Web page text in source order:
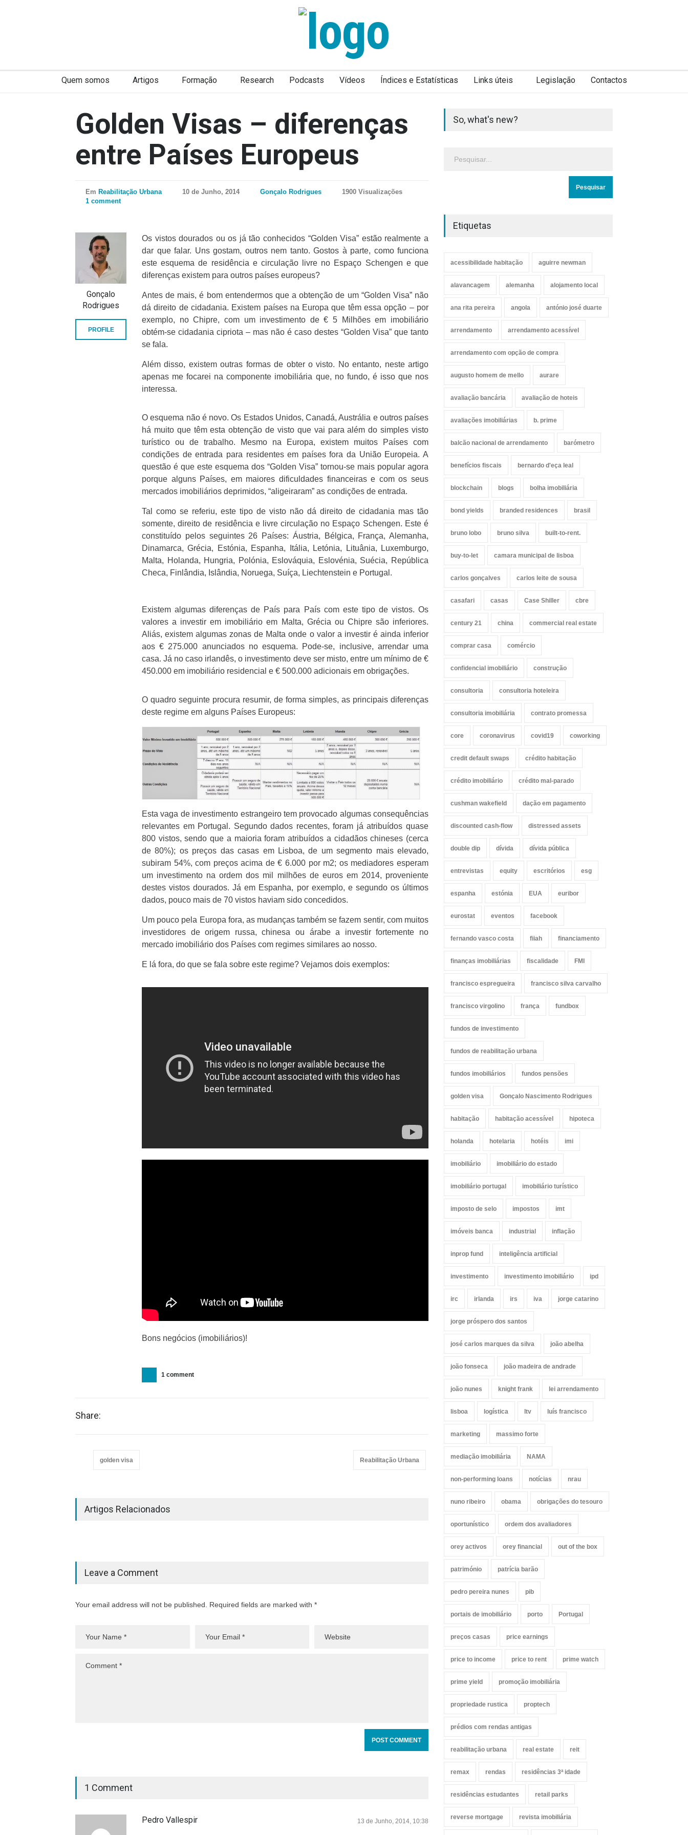
Quem somos Artigos Formação Research Podcasts Vídeos Índices e Estatísticas Links úteis Legislação Contactos
Golden Visas – diferenças
entre Países Europeus
Em Reabilitação Urbana 10 de Junho, 2014 Gonçalo Rodrigues
1900 Visualizações
1 comment
Os vistos dourados ou os já tão conhecidos “Golden Visa” estão realmente a
dar que falar. Uns gostam, outros nem tanto. Gostos à parte, como funciona
este esquema de residência e circulação livre no Espaço Schengen e que
diferenças existem para outros países europeus?
Antes de mais, é bom entendermos que a obtenção de um “Golden Visa” não
dá direito de cidadania. Existem países na Europa que têm essa opção – por
exemplo, no Chipre, com um investimento de € 5 Milhões em imobiliário
obtém-se cidadania cipriota – mas não é caso destes “Golden Visa” que tanto
se fala.
Além disso, existem outras formas de obter o visto. No entanto, neste artigo
apenas me focarei na componente imobiliária que, no fundo, é isso que nos
interessa.
O esquema não é novo. Os Estados Unidos, Canadá, Austrália e outros países
há muito que têm esta obtenção de visto que vai para além do simples visto
turístico ou de trabalho. Mesmo na Europa, existem muitos Países com
condições de entrada para residentes em países fora da União Europeia. A
questão é que este esquema dos “Golden Visa” tornou-se mais popular agora
porque alguns Países, em maiores dificuldades financeiras e com os seus
mercados imobiliários deprimidos, “aligeiraram” as condições de entrada.
Tal como se referiu, este tipo de visto não dá direito de cidadania mas tão
somente, direito de residência e livre circulação no Espaço Schengen. Este é
constituído pelos seguintes 26 Países: Áustria, Bélgica, França, Alemanha,
Dinamarca, Grécia, Estónia, Espanha, Itália, Letónia, Lituânia, Luxemburgo,
Malta, Holanda, Hungria, Polónia, Eslováquia, Eslovénia, Suécia, República
Checa, Finlândia, Islândia, Noruega, Suíça, Liechtenstein e Portugal.
Existem algumas diferenças de País para País com este tipo de vistos. Os
valores a investir em imobiliário em Malta, Grécia ou Chipre são inferiores.
Aliás, existem algumas zonas de Malta onde o valor a investir é ainda inferior
aos € 275.000 anunciados no esquema. Pode-se, inclusive, arrendar uma
casa. Já no caso irlandês, o investimento deve ser misto, entre um mínimo de €
450.000 em imobiliário residencial e € 500.000 adicionais em obrigações.
O quadro seguinte procura resumir, de forma simples, as principais diferenças
deste regime em alguns Países Europeus:
Esta vaga de investimento estrangeiro tem provocado algumas consequências
relevantes em Portugal. Segundo dados recentes, foram já atribuídos quase
800 vistos, sendo que a maioria foram atribuídos a cidadãos chineses (cerca
de 80%); os preços das casas em Lisboa, de um segmento mais elevado,
subiram 54%, com preços acima de € 6.000 por m2; os mediadores esperam
um investimento na ordem dos mil milhões de euros em 2014, proveniente
destes vistos dourados. Já em Espanha, por exemplo, e segundo os últimos
dados, pouco mais de 70 vistos haviam sido concedidos.
Um pouco pela Europa fora, as mudanças também se fazem sentir, com muitos
investidores de origem russa, chinesa ou árabe a investir fortemente no
mercado imobiliário dos Países com regimes similares ao nosso.
E lá fora, do que se fala sobre este regime? Vejamos dois exemplos:
Bons negócios (imobiliários)!
1 comment
Gonçalo
Rodrigues
PROFILE
Share:
golden visa Reabilitação Urbana
Artigos Relacionados
Leave a Comment
Your email address will not be published. Required fields are marked with *
1 Comment
Pedro Vallespir 13 de Junho, 2014, 10:38
So, what's new?
Etiquetas
acessibilidade habitação aguirre newman
alavancagem alemanha alojamento local
ana rita pereira angola antónio josé duarte
arrendamento arrendamento acessível
arrendamento com opção de compra
augusto homem de mello aurare
avaliação bancária avaliação de hoteis
avaliações imobiliárias b. prime
balcão nacional de arrendamento barómetro
benefícios fiscais bernardo d'eça leal
blockchain blogs bolha imobiliária
bond yields branded residences brasil
bruno lobo bruno silva built-to-rent.
buy-to-let camara municipal de lisboa
carlos gonçalves carlos leite de sousa
casafari casas Case Shiller cbre
century 21 china commercial real estate
comprar casa comércio
confidencial imobiliário construção
consultoria consultoria hoteleira
consultoria imobiliária contrato promessa
core coronavirus covid19 coworking
credit default swaps crédito habitação
crédito imobiliário crédito mal-parado
cushman wakefield dação em pagamento
discounted cash-flow distressed assets
double dip dívida dívida pública
entrevistas equity escritórios esg
espanha estónia EUA euribor
eurostat eventos facebook
fernando vasco costa fiiah financiamento
finanças imobiliárias fiscalidade FMI
francisco espregueira francisco silva carvalho
francisco virgolino frança fundbox
fundos de investimento
fundos de reabilitação urbana
fundos imobiliários fundos pensões
golden visa Gonçalo Nascimento Rodrigues
habitação habitação acessível hipoteca
holanda hotelaria hotéis imi
imobiliário imobiliário do estado
imobiliário portugal imobiliário turístico
imposto de selo impostos imt
imóveis banca industrial inflação
inprop fund inteligência artificial
investimento investimento imobiliário ipd
irc irlanda irs iva jorge catarino
jorge próspero dos santos
josé carlos marques da silva joão abelha
joão fonseca joão madeira de andrade
joão nunes knight frank lei arrendamento
lisboa logística ltv luís francisco
marketing massimo forte
mediação imobiliária NAMA
non-performing loans notícias nrau
nuno ribeiro obama obrigações do tesouro
oportunístico ordem dos avaliadores
orey activos orey financial out of the box
património patrícia barão
pedro pereira nunes pib
portais de imobiliário porto Portugal
preços casas price earnings
price to income price to rent prime watch
prime yield promoção imobiliária
propriedade rustica proptech
prédios com rendas antigas
reabilitação urbana real estate reit
remax rendas residências 3ª idade
residências estudantes retail parks
reverse mortgage revista imobiliária